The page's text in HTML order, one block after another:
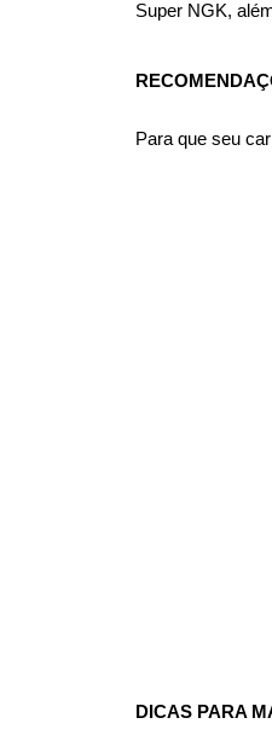
Super NGK,
Para que seu
DICAS PARA